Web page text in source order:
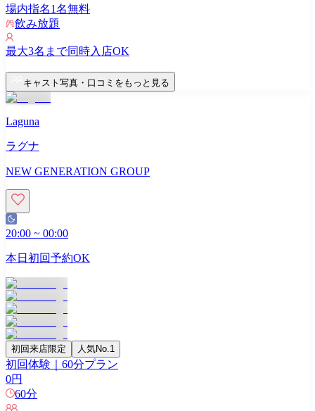
場内指名1名無料
飲み放題
最大3名まで同時入店OK
キャスト写真・口コミをもっと見る
Laguna
ラグナ
NEW GENERATION GROUP
20:00 ~ 00:00
本日初回予約OK
初回来店限定 人気No.1
初回体験｜60分プラン
0円
60分